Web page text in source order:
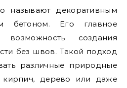
называют декоративным
бетоном. Его главное
создания
без швов. Такой подход
различные природные
кирпич, дерево или даже